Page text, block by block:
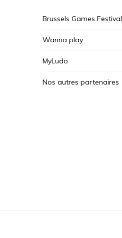
Brussels Games Festival
Wanna play
MyLudo
Nos autres partenaires